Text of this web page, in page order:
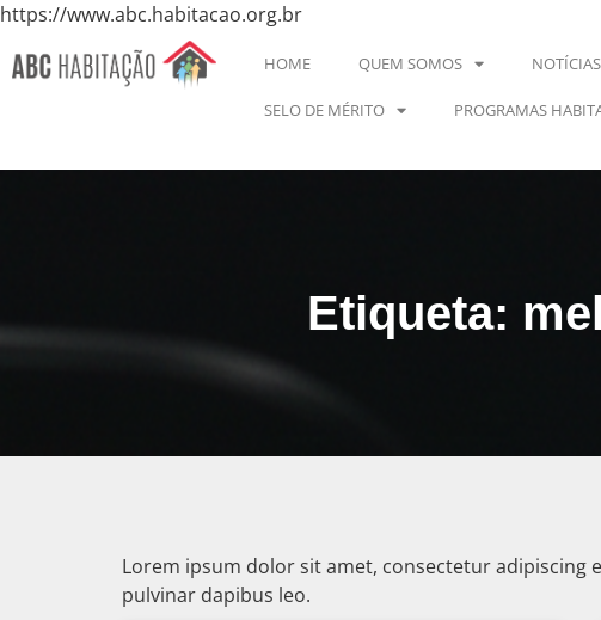
https://www.abc.habitacao.org.br
HOME QUEM SOMOS NOTÍCIAS
SELO DE MÉRITO PROGRAMAS
Etiqueta:
Lorem ipsum dolor sit amet, consectetur adipiscing
pulvinar dapibus leo.